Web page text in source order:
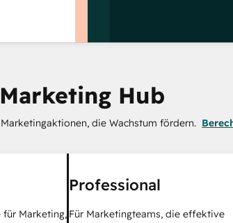
Marketing Hub
die Wachstum fördern.
für Marketing,
Professional
Für Marketingteams, die effektive